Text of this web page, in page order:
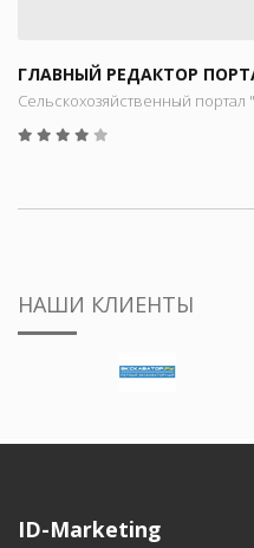
ГЛАВНЫЙ РЕДАКТОР
Сельскохозяйственный
НАШИ КЛИЕНТЫ
ID-Marketing